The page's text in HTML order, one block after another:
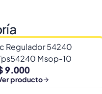
Regulador 54240
Msop-10
9.000
producto